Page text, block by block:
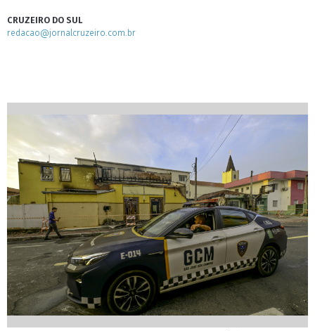
CRUZEIRO DO SUL
redacao@jornalcruzeiro.com.br